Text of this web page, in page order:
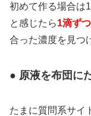
初めて作る場合は
と感じたら1滴ずつ
合った濃度を見つ
● 原液を布団に
たまに質問系サイ